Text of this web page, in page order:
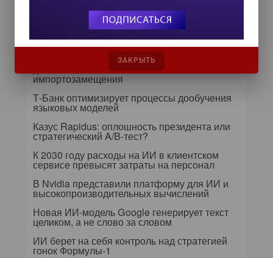
Самое читаемое
24 сентября на форуме «Управление
данными — 2026» обсудят подготовку
данных к ИИ и новые этапы
импортозамещения
Т-Банк оптимизирует процессы дообучения
языковых моделей
Казус Rapidus: оплошность президента или
стратегический A/B-тест?
К 2030 году расходы на ИИ в клиентском
сервисе превысят затраты на персонал
В Nvidia представили платформу для ИИ и
высокопроизводительных вычислений
Новая ИИ-модель Google генерирует текст
целиком, а не слово за словом
ИИ берет на себя контроль над стратегией
гонок Формулы-1
ЗАКРЫТЬ